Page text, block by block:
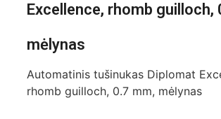
Excellence, rhomb guilloch,
mėlynas
Automatinis tušinukas Diplomat
rhomb guilloch, 0.7 mm, mėlynas